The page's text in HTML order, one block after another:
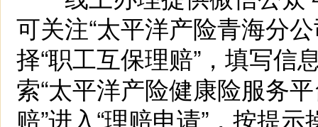
可关注“太平洋产险青海分
择“职工互保理赔”，填写信
索“太平洋产险健康险服务
赔”进入“理赔申请”，按提